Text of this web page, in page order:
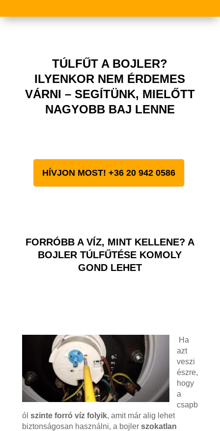
TÚLFŰT A BOJLER?
ILYENKOR NEM ÉRDEMES
VÁRNI – SEGÍTÜNK, MIELŐTT
NAGYOBB BAJ LENNE
HÍVJON MOST! +36 20 942 0586
FORRÓBB A VÍZ, MINT KELLENE? A
BOJLER TÚLFŰTÉSE KOMOLY
GOND LEHET
Ha
azt
veszi
észre,
hogy
a
csapb
ól szinte forró víz folyik, amit már alig lehet
biztonságosan használni, a bojler szokatlan